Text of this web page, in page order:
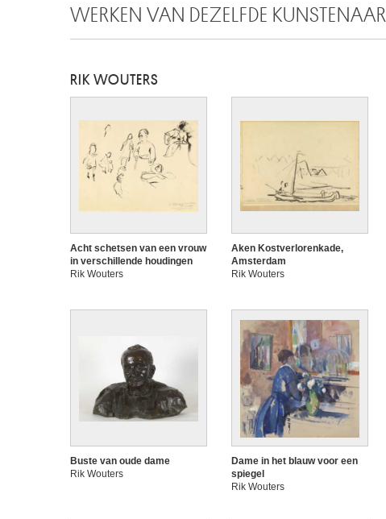
WERKEN VAN DEZELFDE KUNSTENAAR
RIK WOUTERS
Acht schetsen van een vrouw
in verschillende houdingen
Rik Wouters
Aken Kostverlorenkade,
Amsterdam
Rik Wouters
Buste van oude dame
Rik Wouters
Dame in het blauw voor een
spiegel
Rik Wouters